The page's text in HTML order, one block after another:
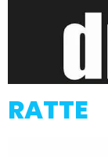
RATTE